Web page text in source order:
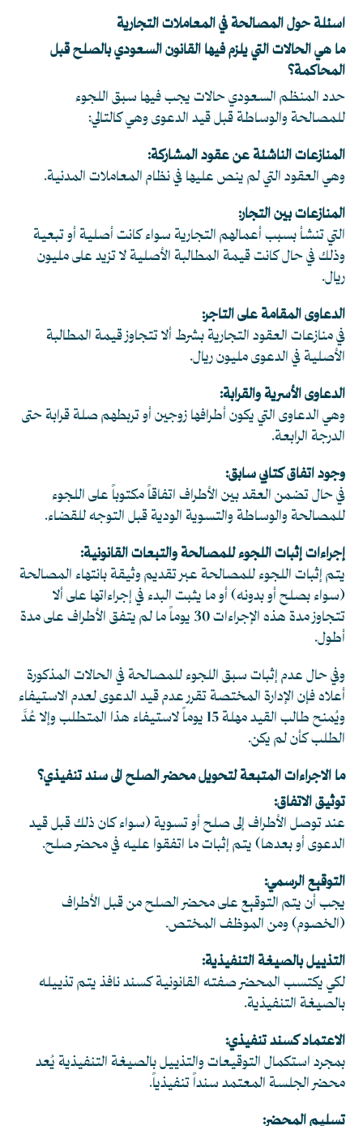
اسئلة حول المصالحة في المعاملات التجارية
ما هي الحالات التي يلزم فيها القانون السعودي بالصلح قبل
المحاكمة؟
حدد المنظم السعودي حالات يجب فيها سبق اللجوء
للمصالحة والوساطة قبل قيد الدعوى وهي كالتالي:
المنازعات الناشئة عن عقود المشاركة:
وهي العقود التي لم ينص عليها في نظام المعاملات المدنية.
المنازعات بين التجار:
التي تنشأ بسبب أعمالهم التجارية سواء كانت أصلية أو تبعية
وذلك في حال كانت قيمة المطالبة الأصلية لا تزيد على مليون
ريال.
الدعاوى المقامة على التاجر:
في منازعات العقود التجارية بشرط ألا تتجاوز قيمة المطالبة
الأصلية في الدعوى مليون ريال.
الدعاوى الأسرية والقرابة:
وهي الدعاوى التي يكون أطرافها زوجين أو تربطهم صلة قرابة حتى
الدرجة الرابعة.
وجود اتفاق كتابي سابق:
في حال تضمن العقد بين الأطراف اتفاقاً مكتوباً على اللجوء
للمصالحة والوساطة والتسوية الودية قبل التوجه للقضاء.
إجراءات إثبات اللجوء للمصالحة والتبعات القانونية:
يتم إثبات اللجوء للمصالحة عبر تقديم وثيقة بانتهاء المصالحة
(سواء بصلح أو بدونه) أو ما يثبت البدء في إجراءاتها على ألا
تتجاوز مدة هذه الإجراءات 30 يوماً ما لم يتفق الأطراف على مدة
أطول.
وفي حال عدم إثبات سبق اللجوء للمصالحة في الحالات المذكورة
أعلاه فإن الإدارة المختصة تقرر عدم قيد الدعوى لعدم الاستيفاء
ويُمنح طالب القيد مهلة 15 يوماً لاستيفاء هذا المتطلب وإلا عُدَّ
الطلب كأن لم يكن.
ما الاجراءات المتبعة لتحويل محضر الصلح الى سند تنفيذي؟
توثيق الاتفاق:
عند توصل الأطراف إلى صلح أو تسوية (سواء كان ذلك قبل قيد
الدعوى أو بعدها) يتم إثبات ما اتفقوا عليه في محضر صلح.
التوقيع الرسمي:
يجب أن يتم التوقيع على محضر الصلح من قبل الأطراف
(الخصوم) ومن الموظف المختص.
التذييل بالصيغة التنفيذية:
لكي يكتسب المحضر صفته القانونية كسند نافذ يتم تذييله
بالصيغة التنفيذية.
الاعتماد كسند تنفيذي:
بمجرد استكمال التوقيعات والتذييل بالصيغة التنفيذية يُعد
محضر الجلسة المعتمد سنداً تنفيذياً.
تسليم المحضر: